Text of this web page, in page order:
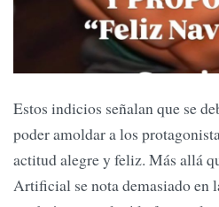
Estos indicios señalan que se
poder amoldar a los
actitud alegre y feliz. Más allá
Artificial se nota demasiado en